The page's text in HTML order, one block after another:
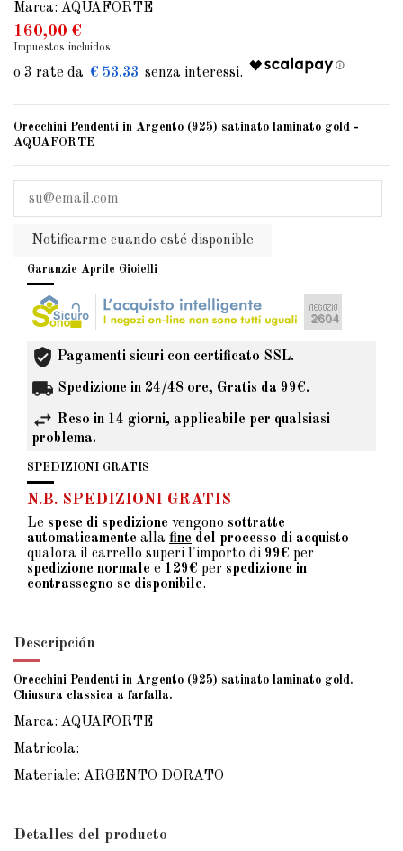
Marca: AQUAFORTE
160,00 €
Impuestos incluidos
€ 53.33
Orecchini Pendenti in Argento (925) satinato laminato gold -
AQUAFORTE
Notificarme cuando esté disponible
Garanzie Aprile Gioielli
Pagamenti sicuri con certificato SSL.
Spedizione in 24/48 ore, Gratis da 99€.
Reso in 14 giorni, applicabile per qualsiasi
problema.
SPEDIZIONI GRATIS
N.B. SPEDIZIONI GRATIS
Le spese di spedizione vengono sottratte
automaticamente alla fine del processo di acquisto
qualora il carrello superi l'importo di 99€ per
spedizione normale e 129€ per spedizione in
contrassegno se disponibile.
Descripción
Orecchini Pendenti in Argento (925) satinato laminato gold.
Chiusura classica a farfalla.
Marca: AQUAFORTE
Matricola:
Materiale: ARGENTO DORATO
Detalles del producto